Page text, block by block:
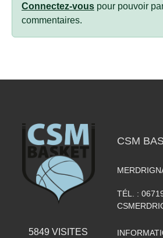
Connectez-vous pour pouvoir
commentaires.
5849 VISITES
CSM
TÉL. :